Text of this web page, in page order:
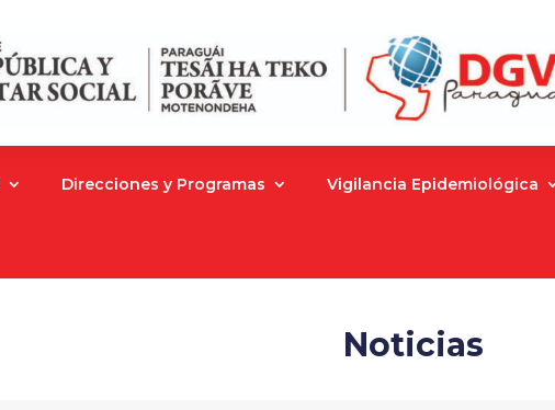
Direcciones y Programas Vigilancia Epidemiológica
Noticias